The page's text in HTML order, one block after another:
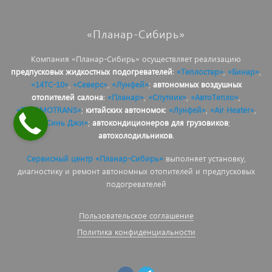
«Планар-Сибирь»
Компания «Планар-Сибирь» осуществляет реализацию
предпусковых жидкостных подогревателей: «Теплостар» «Бинар»
«14ТС-10», «Северс», «Лунфей»; автономных воздушных
отопителей салона: «Планар» «Спутник» «АвтоТепло»
«THERMOTRANS»; китайских автономок: «Лунфей», «Air Heater»,
«Синь Джи»; автокондиционеров для грузовиков;
автохолодильников.
Сервисный центр «Планар-Сибирь»выполняет установку,
диагностику и ремонт автономных отопителей и предпусковых
подогревателей
Пользовательское соглашение
Политика конфиденциальности